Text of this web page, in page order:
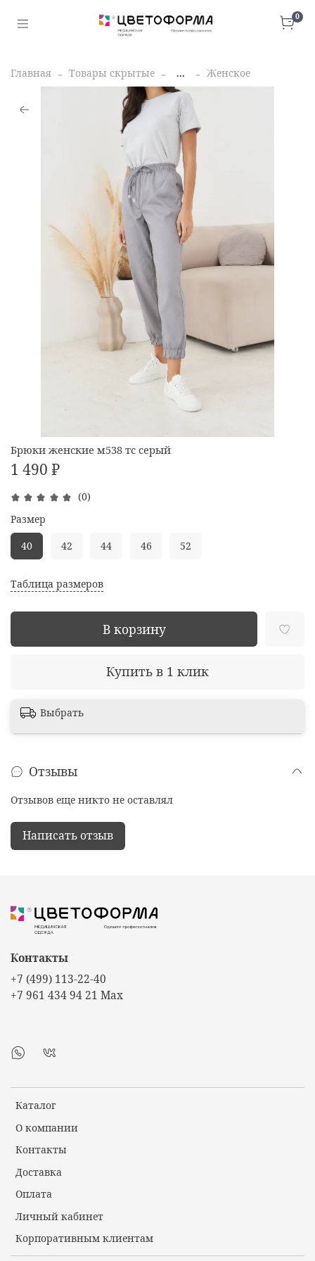
0
Главная Товары скрытые ... Женское
(0)
Брюки женские м538 тс серый
1 490 ₽
Таблица размеров
В корзину
Купить в 1 клик
Размер
40
42 44 46 52
Выбрать
Отзывы
Отзывов еще никто не оставлял
Написать отзыв
Каталог
О компании
Контакты
Доставка
Оплата
Личный кабинет
Корпоративным клиентам
Контакты
+7 (499) 113-22-40
+7 961 434 94 21 Max